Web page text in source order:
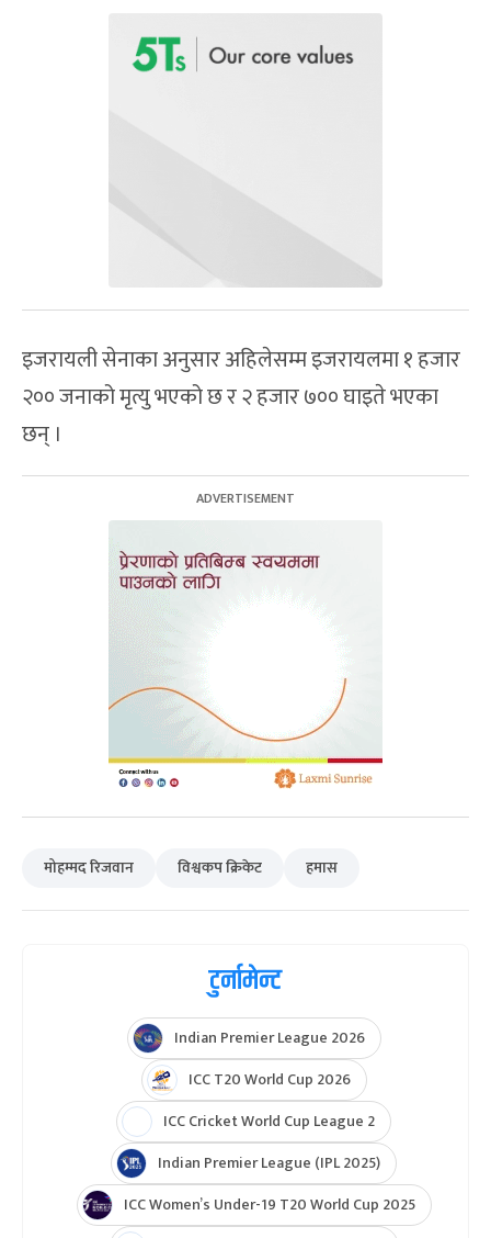
इजरायली सेनाका अनुसार अहिलेसम्म इजरायलमा १ हजार
२०० जनाको मृत्यु भएको छ र २ हजार ७०० घाइते भएका
छन् ।
मोहम्मद रिजवान विश्वकप क्रिकेट हमास
टुर्नामेन्ट
Indian Premier League 2026
ICC T20 World Cup 2026
ICC Cricket World Cup League 2
Indian Premier League (IPL 2025)
ICC Women’s Under-19 T20 World Cup 2025